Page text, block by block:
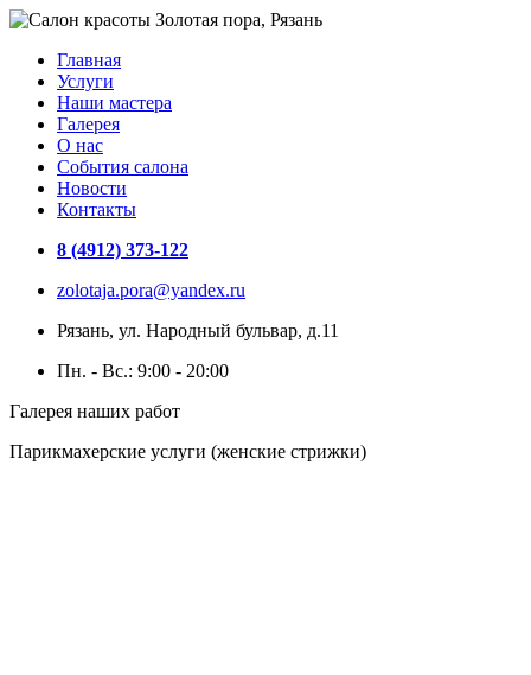
Главная
Услуги
Наши мастера
Галерея
О нас
События салона
Новости
Контакты
8 (4912) 373-122
zolotaja.pora@yandex.ru
Рязань, ул. Народный бульвар, д.11
Пн. - Вс.: 9:00 - 20:00
Галерея наших работ
Парикмахерские услуги (женские стрижки)